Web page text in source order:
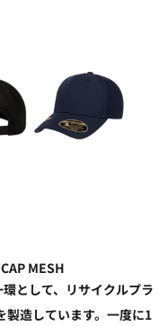
MESH
として、リサイクルプラ
造しています。一度に1